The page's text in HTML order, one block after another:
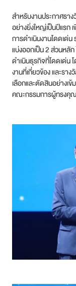
สำหรับงานประกาศรา
อย่างยิ่งใหญ่เป็นปีแรก
การดำเนินงานโดดเด่
แบ่งออกเป็น 2 ส่วนหลั
ดำเนินธุรกิจที่โดดเด่น
งานที่เกี่ยวข้อง และร
เลือกและตัดสินอย่างเ
คณะกรรมการผู้ทรง